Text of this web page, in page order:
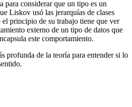
para considerar que un tipo es un
Liskov usó las jerarquías de clases
el principio de su trabajo tiene que ver
externo de un tipo de datos que
este comportamiento.
profunda de la teoría para entender si lo